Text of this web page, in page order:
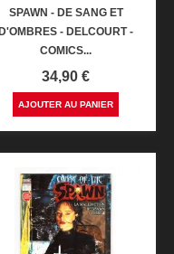
SPAWN - DE SANG ET
D'OMBRES - DELCOURT -
COMICS...
Prix
34,90 €
AJOUTER AU PANIER